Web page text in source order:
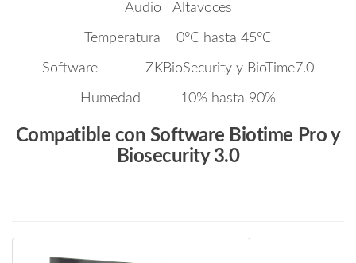
Audio Altavoces
Temperatura 0°C hasta 45°C
Software ZKBioSecurity y BioTime7.0
Humedad 10% hasta 90%
Compatible con Software Biotime Pro y
Biosecurity 3.0